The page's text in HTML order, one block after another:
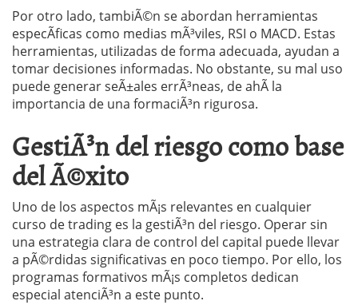
Por otro lado, tambiÃ©n se abordan herramientas
especÃ­ficas como medias mÃ³viles, RSI o MACD. Estas
herramientas, utilizadas de forma adecuada, ayudan a
tomar decisiones informadas. No obstante, su mal uso
puede generar seÃ±ales errÃ³neas, de ahÃ­ la
importancia de una formaciÃ³n rigurosa.
GestiÃ³n del riesgo como base
del Ã©xito
Uno de los aspectos mÃ¡s relevantes en cualquier
curso de trading es la gestiÃ³n del riesgo. Operar sin
una estrategia clara de control del capital puede llevar
a pÃ©rdidas significativas en poco tiempo. Por ello, los
programas formativos mÃ¡s completos dedican
especial atenciÃ³n a este punto.